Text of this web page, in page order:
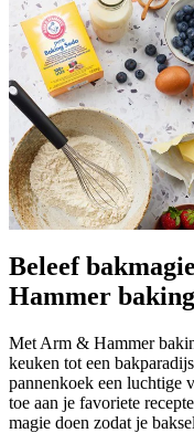
Beleef
Hammer
Met Arm & Hammer
keuken tot een
pannenkoek een luchtige
toe aan je favoriete
magie doen zodat je